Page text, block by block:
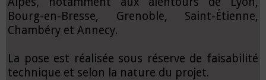
Bourg-en-Bresse, Grenoble, Saint-Étienne,
Chambéry et Annecy.
La pose est réalisée sous réserve de faisabilité
technique et selon la nature du projet.